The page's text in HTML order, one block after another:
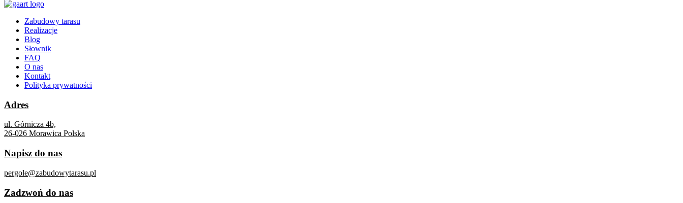
Zabudowy tarasu
Realizacje
Blog
Słownik
FAQ
O nas
Kontakt
Polityka prywatności
Adres
ul. Górnicza 4b,
26-026 Morawica Polska
Napisz do nas
pergole@zabudowytarasu.pl
Zadzwoń do nas